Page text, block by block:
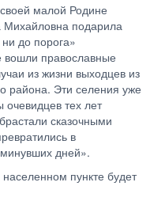
малой Родине
Михайловна подарила
до порога»
вошли православные
из жизни выходцев из
района. Эти селения уже
очевидцев тех лет
сказочными
в
дней».
пункте будет